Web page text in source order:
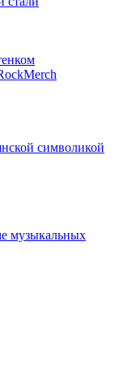
символикой
музыкальных